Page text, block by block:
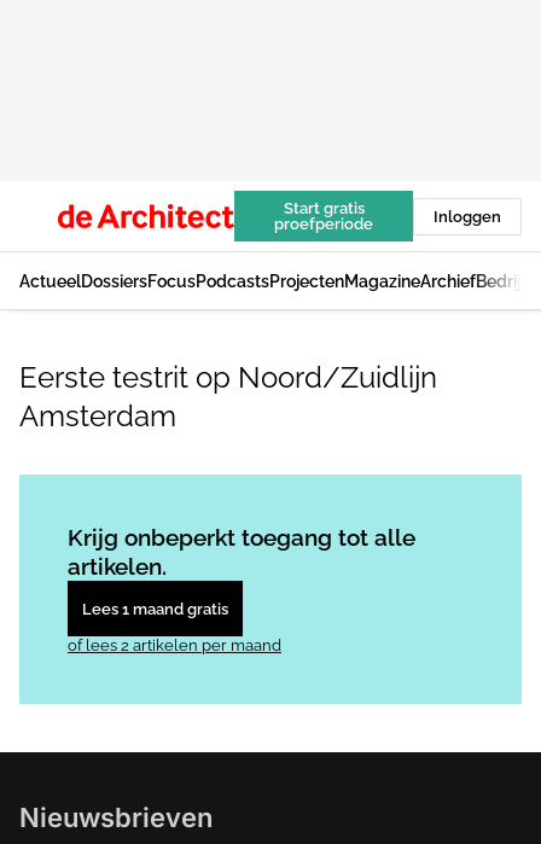
Start gratis
proefperiode
Inloggen
ActueelDossiersFocusPodcastsProjectenMagazineArchief
Eerste testrit op Noord/Zuidlijn
Amsterdam
Krijg onbeperkt toegang tot alle
artikelen.
Lees 1 maand gratis
of lees 2 artikelen per maand
Nieuwsbrieven